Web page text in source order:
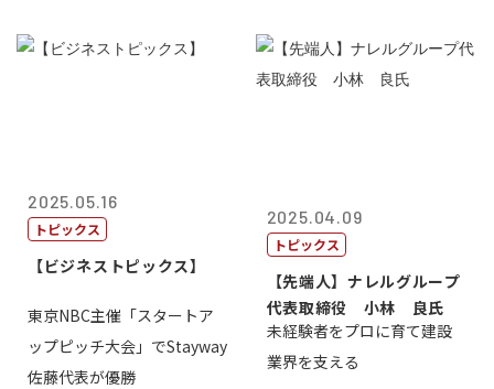
2025.05.16
トピックス
【ビジネストピックス】
東京NBC主催「スタートア
ップピッチ大会」でStayway
佐藤代表が優勝
2025.04.09
トピックス
【先端人】ナレルグループ
代表取締役 小林 良氏
未経験者をプロに育て建設
業界を支える